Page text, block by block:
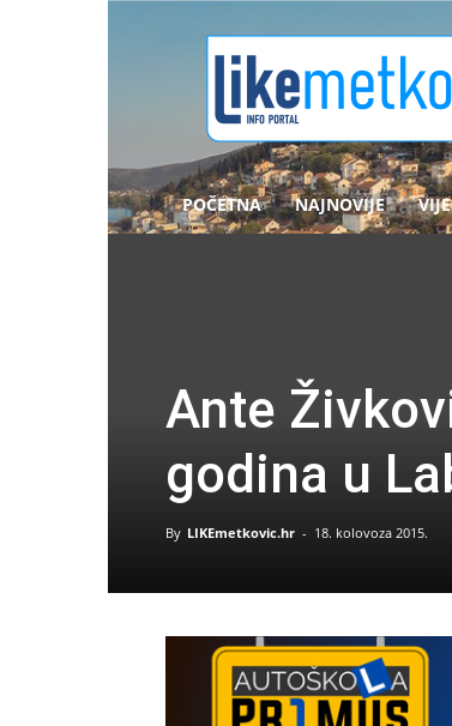
POČETNA NAJNOVIJE
Ante
godina u
By LIKEmetkovic.hr - 18. kolovoza 2015.